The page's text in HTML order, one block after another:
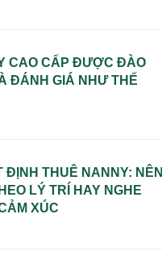
CAO CẤP ĐƯỢC ĐÀO
ĐÁNH GIÁ NHƯ THẾ
ĐỊNH THUÊ NANNY: NÊN
LÝ TRÍ HAY NGHE
XÚC